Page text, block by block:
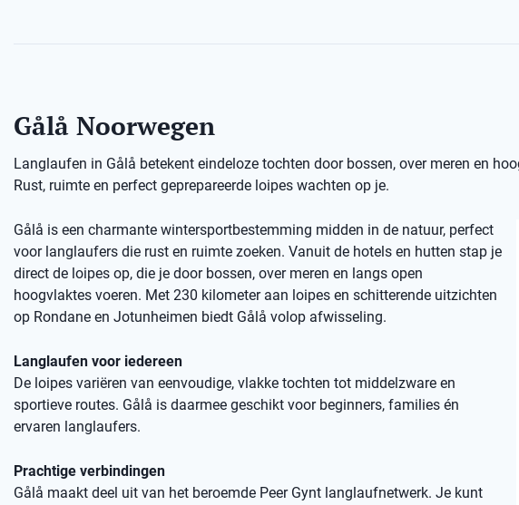
Gålå Noorwegen
Langlaufen in Gålå betekent eindeloze tochten door bossen, over meren en
Rust, ruimte en perfect geprepareerde loipes wachten op je.
Gålå is een charmante wintersportbestemming midden in de natuur, perfect
voor langlaufers die rust en ruimte zoeken. Vanuit de hotels en hutten stap je
direct de loipes op, die je door bossen, over meren en langs open
hoogvlaktes voeren. Met 230 kilometer aan loipes en schitterende uitzichten
op Rondane en Jotunheimen biedt Gålå volop afwisseling.
Langlaufen voor iedereen
De loipes variëren van eenvoudige, vlakke tochten tot middelzware en
sportieve routes. Gålå is daarmee geschikt voor beginners, families én
ervaren langlaufers.
Prachtige verbindingen
Gålå maakt deel uit van het beroemde Peer Gynt langlaufnetwerk. Je kunt